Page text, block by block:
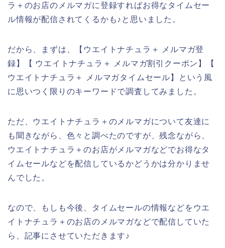
ラ＋のお店のメルマガに登録すればお得なタイムセー
ル情報が配信されてくるかも♪と思いました。
だから、まずは、【ウエイトナチュラ＋ メルマガ登
録】【 ウエイトナチュラ＋ メルマガ割引クーポン】【
ウエイトナチュラ＋ メルマガタイムセール】という風
に思いつく限りのキーワードで調査してみました。
ただ、ウエイトナチュラ＋のメルマガについて友達に
も聞きながら、色々と調べたのですが、残念ながら、
ウエイトナチュラ＋のお店がメルマガなどでお得なタ
イムセールなどを配信しているかどうかは分かりませ
んでした。
なので、もしも今後、タイムセールの情報などをウエ
イトナチュラ＋のお店のメルマガなどで配信していた
ら、記事にさせていただきます♪